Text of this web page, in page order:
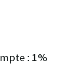
: 1%